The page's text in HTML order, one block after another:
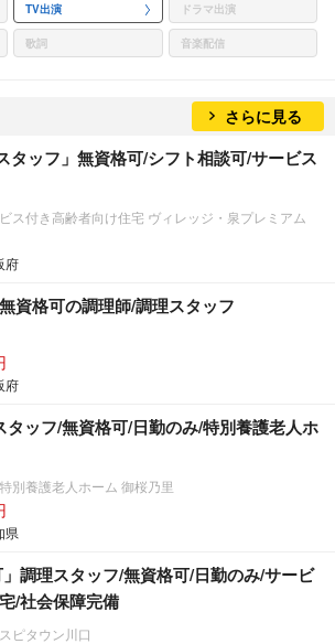
TV出演 ドラマ出演
歌詞 音楽配信
さらに見る
タッフ」無資格可/シフト相談可/サービス
ス付き高齢者向け住宅 ヴィレッジ・泉プレミアム
府
資格可の調理師/調理スタッフ
府
タッフ/無資格可/日勤のみ/特別養護老人ホ
別養護老人ホーム 御桜乃里
県
」調理スタッフ/無資格可/日勤のみ/サービ
/社会保障完備
ピタウン川口